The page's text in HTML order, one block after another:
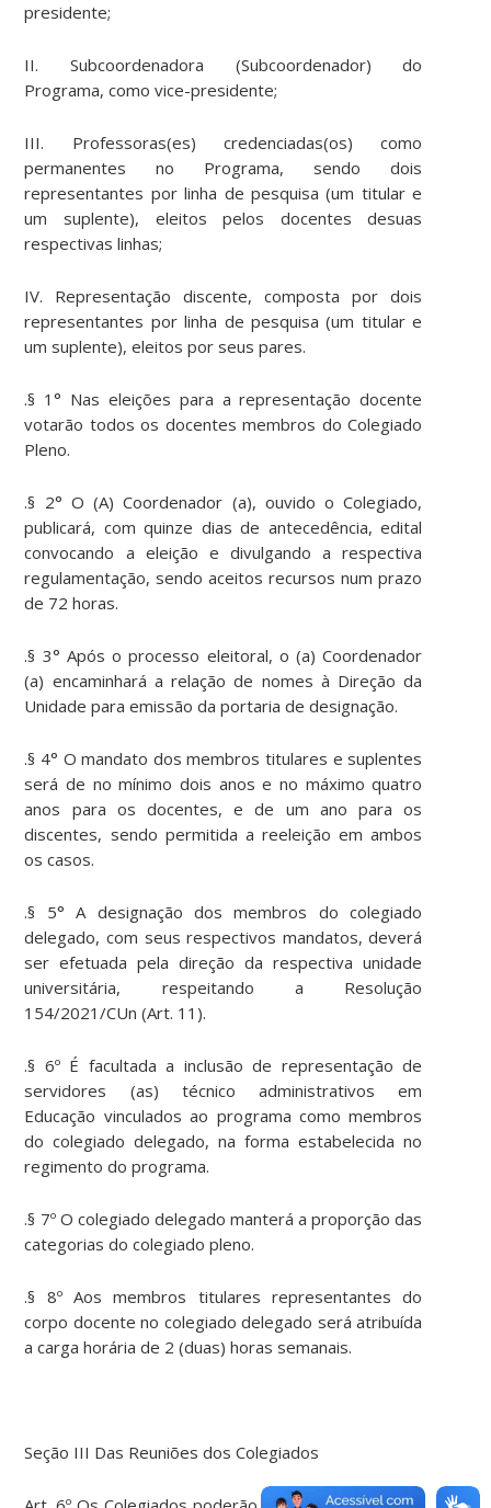
presidente;
II. Subcoordenadora (Subcoordenador) do
Programa, como vice-presidente;
III. Professoras(es) credenciadas(os) como
permanentes no Programa, sendo dois
representantes por linha de pesquisa (um titular e
um suplente), eleitos pelos docentes desuas
respectivas linhas;
IV. Representação discente, composta por dois
representantes por linha de pesquisa (um titular e
um suplente), eleitos por seus pares.
.§ 1° Nas eleições para a representação docente
votarão todos os docentes membros do Colegiado
Pleno.
.§ 2° O (A) Coordenador (a), ouvido o Colegiado,
publicará, com quinze dias de antecedência, edital
convocando a eleição e divulgando a respectiva
regulamentação, sendo aceitos recursos num prazo
de 72 horas.
.§ 3° Após o processo eleitoral, o (a) Coordenador
(a) encaminhará a relação de nomes à Direção da
Unidade para emissão da portaria de designação.
.§ 4° O mandato dos membros titulares e suplentes
será de no mínimo dois anos e no máximo quatro
anos para os docentes, e de um ano para os
discentes, sendo permitida a reeleição em ambos
os casos.
.§ 5° A designação dos membros do colegiado
delegado, com seus respectivos mandatos, deverá
ser efetuada pela direção da respectiva unidade
universitária, respeitando a Resolução
154/2021/CUn (Art. 11).
.§ 6º É facultada a inclusão de representação de
servidores (as) técnico administrativos em
Educação vinculados ao programa como membros
do colegiado delegado, na forma estabelecida no
regimento do programa.
.§ 7º O colegiado delegado manterá a proporção das
categorias do colegiado pleno.
.§ 8º Aos membros titulares representantes do
corpo docente no colegiado delegado será atribuída
a carga horária de 2 (duas) horas semanais.
Seção III Das Reuniões dos Colegiados